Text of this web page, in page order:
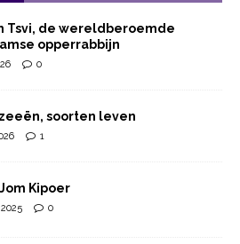
Tsvi, de wereldberoemde
opperrabbijn
0
soorten leven
1
Kipoer
0